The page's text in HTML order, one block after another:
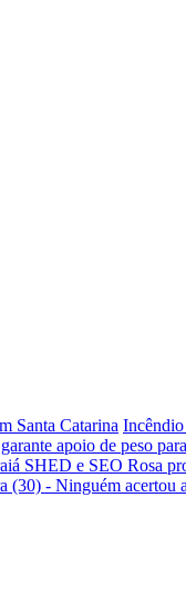
Santa Catarina
apoio de peso
SHED e SEO Rosa
(30) - Ninguém acertou